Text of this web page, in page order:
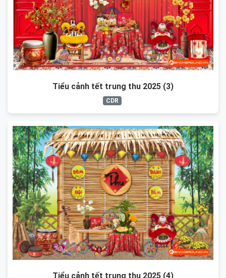
Tiểu cảnh tết trung thu 2025 (3)
CDR
Tiểu cảnh tết trung thu 2025 (4)